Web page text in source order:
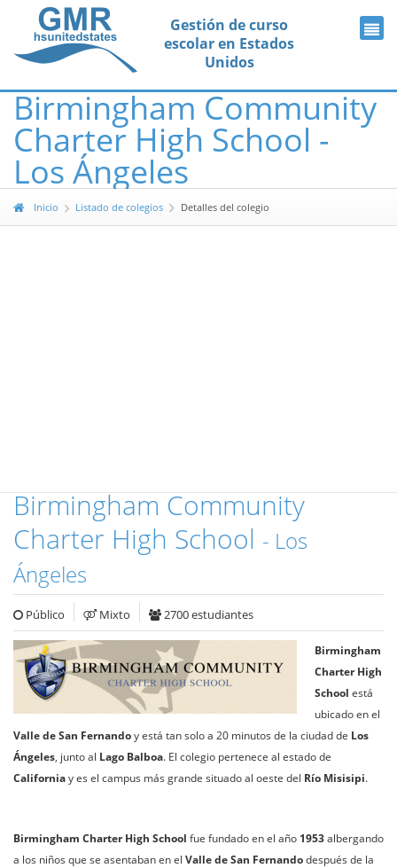
Gestión de curso
escolar en Estados
Unidos
Birmingham Community
Charter High School -
Los Ángeles
Inicio Listado de colegios Detalles del colegio
Birmingham Community
Charter High School - Los
Ángeles
Público Mixto 2700 estudiantes
Birmingham
Charter High
School está
ubicado en el
Valle de San Fernandoy está tan solo a 20 minutos de la ciudad de Los
Ángeles, junto al Lago Balboa. El colegio pertenece al estado de
Californiay es el campus más grande situado al oeste del Río Misisipi.
Birmingham Charter High School fue fundado en el año 1953albergando
a los niños que se asentaban en el Valle de San Fernandodespués de la